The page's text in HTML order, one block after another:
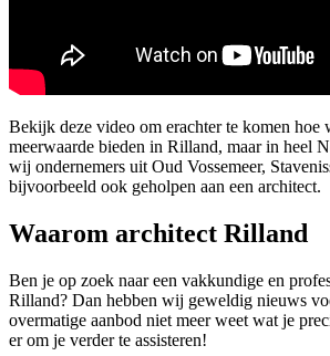
Bekijk deze video om erachter te komen hoe
meerwaarde bieden in Rilland, maar in heel
wij ondernemers uit Oud Vossemeer,
bijvoorbeeld ook geholpen aan een architect.
Waarom architect Rilland
Ben je op zoek naar een vakkundige en
Rilland? Dan hebben wij geweldig nieuws
overmatige aanbod niet meer weet wat je
er om je verder te assisteren!